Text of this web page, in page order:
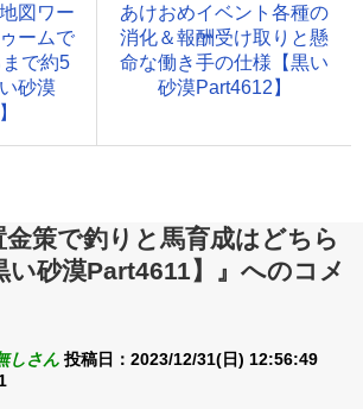
図ワー
ームで
で約5
砂漠
あけおめイベント各種の
消化＆報酬受け取りと懸
命な働き手の仕様【黒い
砂漠Part4612】
金策で釣りと馬育成はどちら
い砂漠Part4611】』へのコメ
しさん 投稿日：2023/12/31(日) 12:56:49